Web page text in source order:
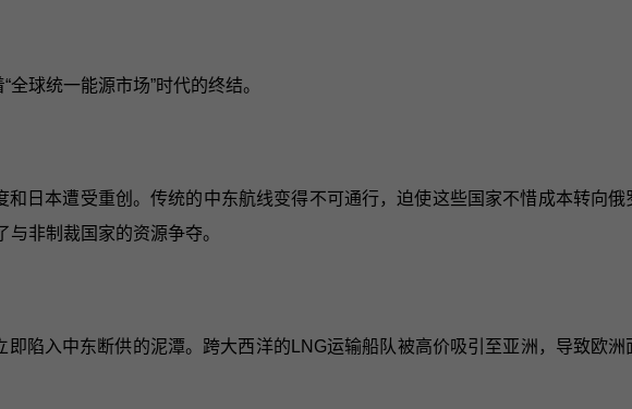
球统一能源市场”时代的终结。
日本遭受重创。传统的中东航线变得不可通行，迫使这些国家不惜成本转向
非制裁国家的资源争夺。
陷入中东断供的泥潭。跨大西洋的LNG运输船队被高价吸引至亚洲，导致欧